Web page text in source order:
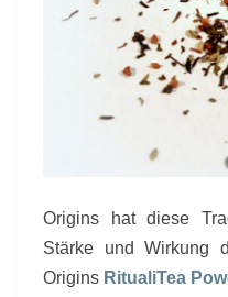
Origins hat diese
Stärke und Wirkung
Origins RitualiTea